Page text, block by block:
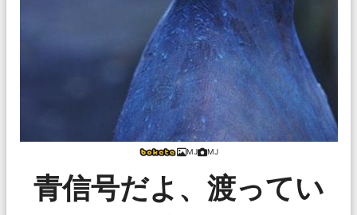
MJ MJ
青信号だよ、渡ってい